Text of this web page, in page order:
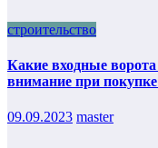
строительство
Какие входные
внимание при
09.09.2023 master